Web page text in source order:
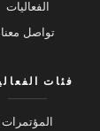
الفعاليات
تواصل معنا
فئات
المؤتمرات